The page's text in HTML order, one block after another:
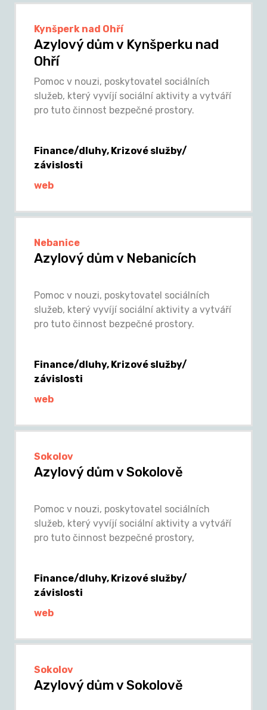
Kynšperk nad Ohří
Azylový dům v Kynšperku nad
Ohří
Pomoc v nouzi, poskytovatel sociálních
služeb, který vyvíjí sociální aktivity a vytváří
pro tuto činnost bezpečné prostory.
Finance/dluhy, Krizové služby/
závislosti
web
Nebanice
Azylový dům v Nebanicích
Pomoc v nouzi, poskytovatel sociálních
služeb, který vyvíjí sociální aktivity a vytváří
pro tuto činnost bezpečné prostory.
Finance/dluhy, Krizové služby/
závislosti
web
Sokolov
Azylový dům v Sokolově
Pomoc v nouzi, poskytovatel sociálních
služeb, který vyvíjí sociální aktivity a vytváří
pro tuto činnost bezpečné prostory,
Finance/dluhy, Krizové služby/
závislosti
web
Sokolov
Azylový dům v Sokolově